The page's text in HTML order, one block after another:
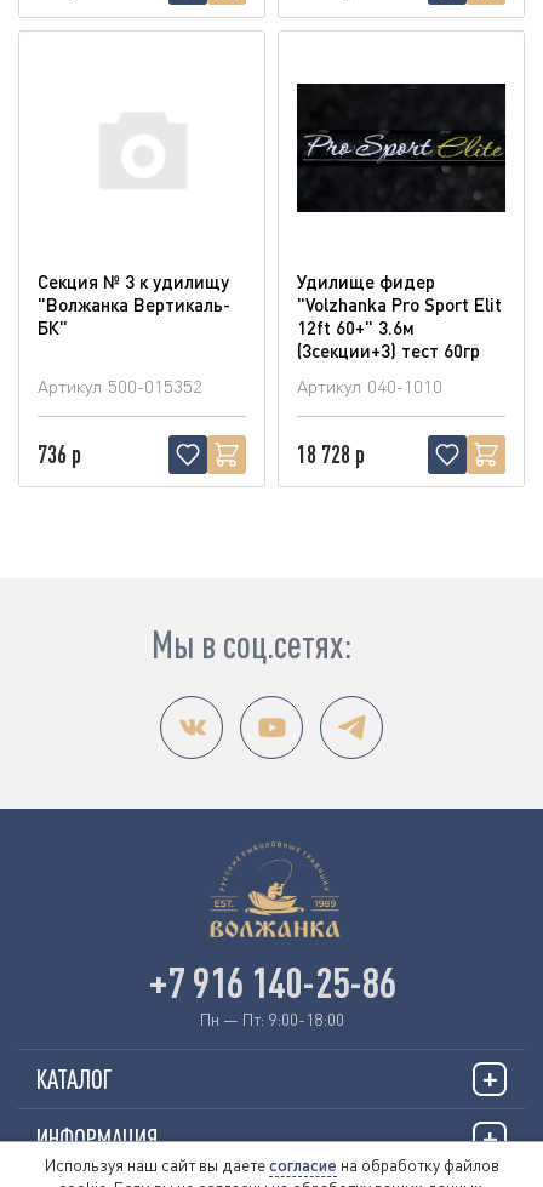
Секция № 3 к удилищу
"Волжанка Вертикаль-
БК"
Артикул 500-015352
736 р
Удилище фидер
"Volzhanka Pro Sport Elit
12ft 60+" 3.6м
(3секции+3) тест 60гр
Артикул 040-1010
18 728 р
Мы в соц.сетях:
КАТАЛОГ
ИНФОРМАЦИЯ
+7 916 140-25-86
Пн — Пт: 9:00-18:00
Используя наш сайт вы даетесогласие на обработку файлов